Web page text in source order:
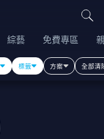
綜藝 免費專區
標籤 方案 全部清